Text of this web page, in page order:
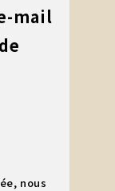
mail
nous